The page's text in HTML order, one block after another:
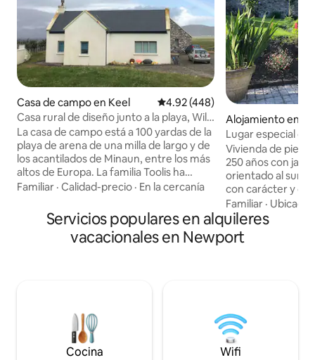
Casa de campo en Keel Calificación promedio: 4.92 de
4.92 (448)
Casa rural de diseño junto a la playa, Wild
Atlantic Way
La casa de campo está a 100 yardas de la
playa de arena de una milla de largo y de
los acantilados de Minaun, entre los más
altos de Europa. La familia Toolis ha
vivido aquí durante más de 400 años. El
todavía se encuentra en el campo de al
en coche y cuenta con restaurantes, un
fáciles hasta de montaña. Ideal para
parejas y familias. Buen wifi. Accesible en
silla de ruedas.
Familiar · Calidad-precio · En la cercanía
Alojamiento en
Lugar especial
seguro apto para
Vivienda de
250 años con
orientado al sur.
con carácter y
Somos ❤️ perros
tamaños🐾. La
parte trasera de
entrada y jardín
pasear con
tamaño king),
estar/kit/comedor
Familiar ·
Servicios populares en alquileres
vacacionales en Newport
Cocina Wifi